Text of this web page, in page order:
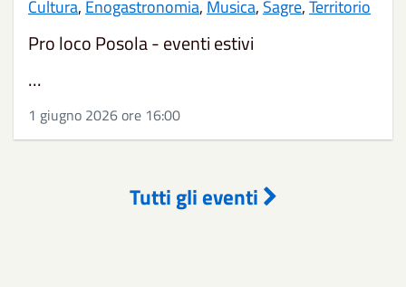
Cultura, Enogastronomia, Musica, Sagre,Territorio
Pro loco Posola - eventi estivi
...
1 giugno 2026 ore 16:00
Tutti gli eventi